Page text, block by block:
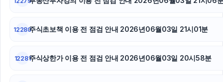
12280주식초보책 이용 전 점검 안내 2026년06월03일 21시01분
12281주식상한가 이용 전 점검 안내 2026년06월03일 20시58분